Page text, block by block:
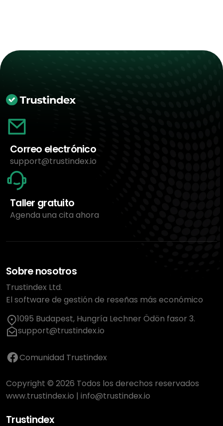
Correo electrónico
support@trustindex.io
Taller gratuito
Agenda una cita ahora
Sobre nosotros
Trustindex Ltd.
El software de gestión de reseñas más económico
1095 Budapest, Hungría Lechner Ödön fasor 3.
support@trustindex.io
Comunidad Trustindex
Copyright © 2026 Todos los derechos reservados
www.trustindex.io | info@trustindex.io
Trustindex